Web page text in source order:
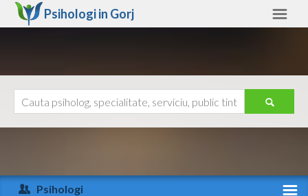
Psihologi in Gorj
Arad
Ajutor
Psihologi